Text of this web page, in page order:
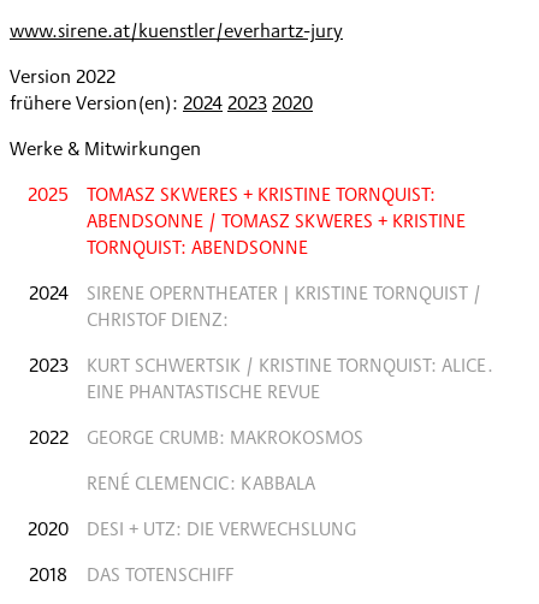
www.sirene.at/kuenstler/everhartz-jury
Version 2022
frühere Version(en): 202420232020
Werke & Mitwirkungen
2025
TOMASZ SKWERES + KRISTINE TORNQUIST:
ABENDSONNE / TOMASZ SKWERES + KRISTINE
TORNQUIST: ABENDSONNE
2024
SIRENE OPERNTHEATER | KRISTINE TORNQUIST /
CHRISTOF DIENZ:
2023
KURT SCHWERTSIK / KRISTINE TORNQUIST: ALICE.
EINE PHANTASTISCHE REVUE
2022
GEORGE CRUMB: MAKROKOSMOS
RENÉ CLEMENCIC: KABBALA
2020
DESI + UTZ: DIE VERWECHSLUNG
2018
DAS TOTENSCHIFF